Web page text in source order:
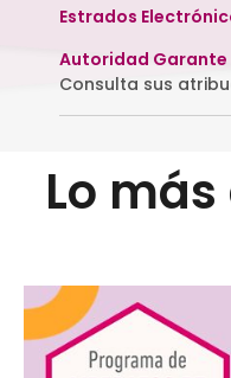
Estrados
Autoridad Garante
Consulta sus
Lo